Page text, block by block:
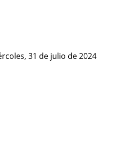
31 de julio de 2024